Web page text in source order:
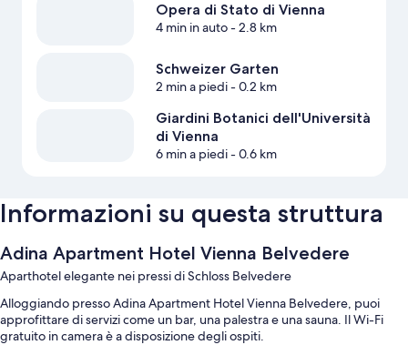
Opera di Stato di Vienna
4 min in auto- 2.8 km
Schweizer Garten
2 min a piedi- 0.2 km
Giardini Botanici dell'Università
di Vienna
6 min a piedi- 0.6 km
Informazioni su questa struttura
Adina Apartment Hotel Vienna Belvedere
Aparthotel elegante nei pressi di Schloss Belvedere
Alloggiando presso Adina Apartment Hotel Vienna Belvedere, puoi
approfittare di servizi come un bar, una palestra e una sauna. Il Wi-Fi
gratuito in camera è a disposizione degli ospiti.